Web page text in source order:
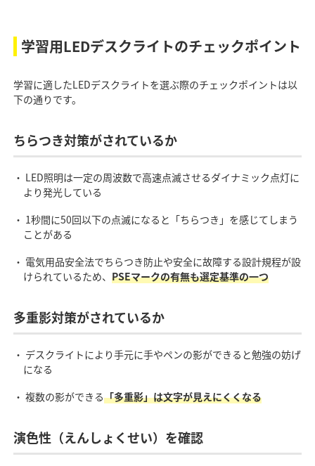
学習用LEDデスクライトのチェックポイント
学習に適したLEDデスクライトを選ぶ際のチェックポイントは以
下の通りです。
ちらつき対策がされているか
・ LED照明は一定の周波数で高速点滅させるダイナミック点灯に
より発光している
・ 1秒間に50回以下の点滅になると「ちらつき」を感じてしまう
ことがある
・ 電気用品安全法でちらつき防止や安全に故障する設計規程が設
けられているため、 PSEマークの有無も選定基準の一つ
多重影対策がされているか
・ デスクライトにより手元に手やペンの影ができると勉強の妨げ
になる
・ 複数の影ができる「多重影」は文字が見えにくくなる
演色性（えんしょくせい）を確認